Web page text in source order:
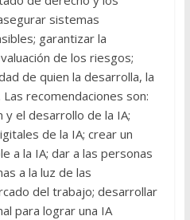
sistemas
garantizar la
de los riesgos;
de quien la desarrolla, la
recomendaciones son:
el desarrollo de la IA;
de la IA; crear un
a la IA; dar a las personas
a la luz de las
del trabajo; desarrollar
para lograr una IA